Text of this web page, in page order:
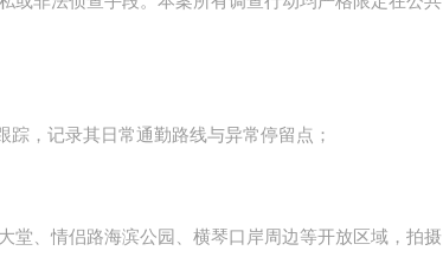
，记录其日常通勤路线与异常停留点；
、情侣路海滨公园、横琴口岸周边等开放区域，拍摄